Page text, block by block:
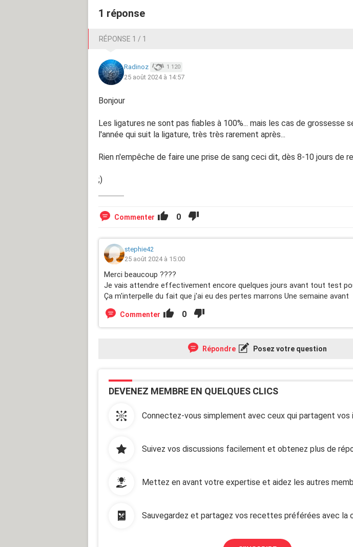
1 réponse
RÉPONSE 1 / 1
Radinoz 1 120
25 août 2024 à 14:57
Bonjour
Les ligatures ne sont pas fiables à 100%... mais les cas de grossesse
l'année qui suit la ligature, très très rarement après...
Rien n'empêche de faire une prise de sang ceci dit, dès 8-10 jours de
;)
Commenter 0
stephie42
25 août 2024 à 15:00
Merci beaucoup ????
Je vais attendre effectivement encore quelques jours avant tout test
Ça m'interpelle du fait que j'ai eu des pertes marrons Une semaine avant
Commenter 0
Répondre Posez votre question
DEVENEZ MEMBRE EN QUELQUES CLICS
Connectez-vous simplement avec ceux qui partagent
Suivez vos discussions facilement et obtenez plus de
Mettez en avant votre expertise et aidez les autres
Sauvegardez et partagez vos recettes préférées avec la